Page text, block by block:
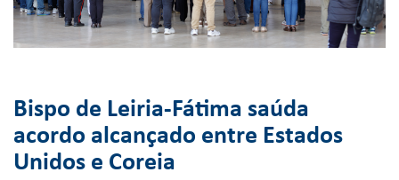
Bispo de Leiria-Fátima saúda
acordo alcançado entre Estados
Unidos e Coreia